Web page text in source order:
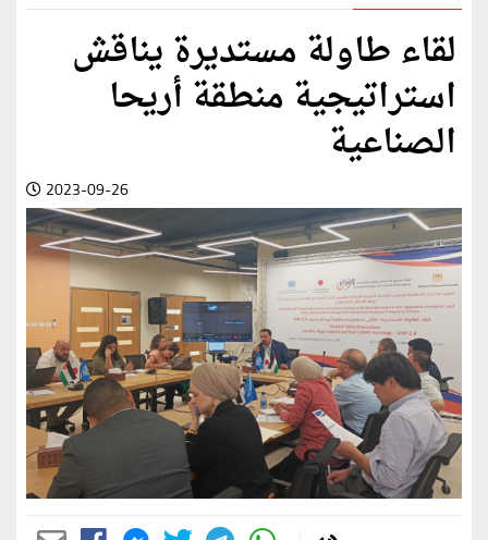
لقاء طاولة مستديرة يناقش
استراتيجية منطقة أريحا
الصناعية
2023-09-26